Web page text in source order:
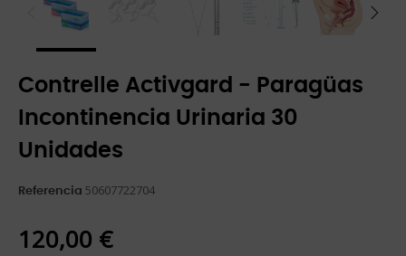
Contrelle Activgard - Paragüas
Incontinencia Urinaria 30
Unidades
Referencia 50607722704
120,00 €